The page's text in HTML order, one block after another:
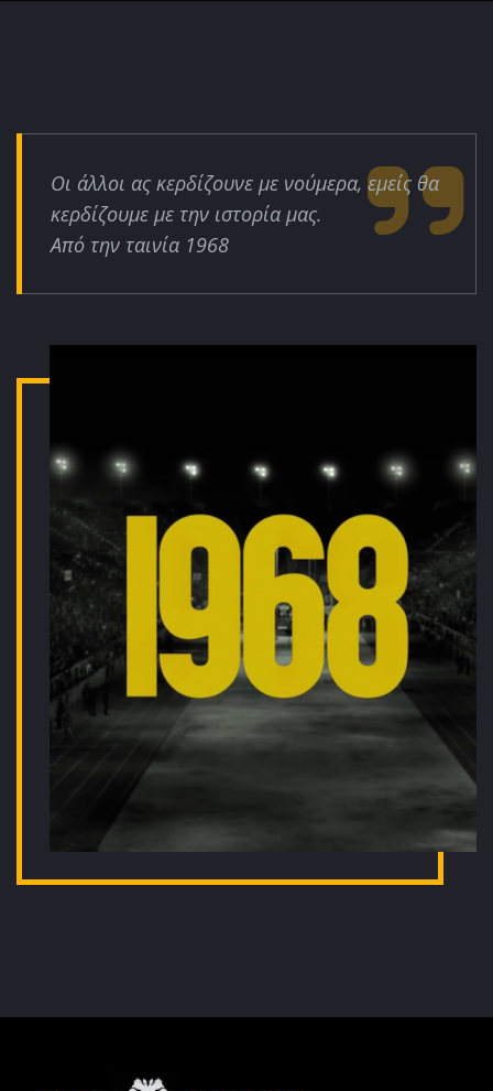
Οι άλλοι ας κερδίζουνε με νούμερα, εμείς θα
κερδίζουμε με την ιστορία μας.
Από την ταινία 1968